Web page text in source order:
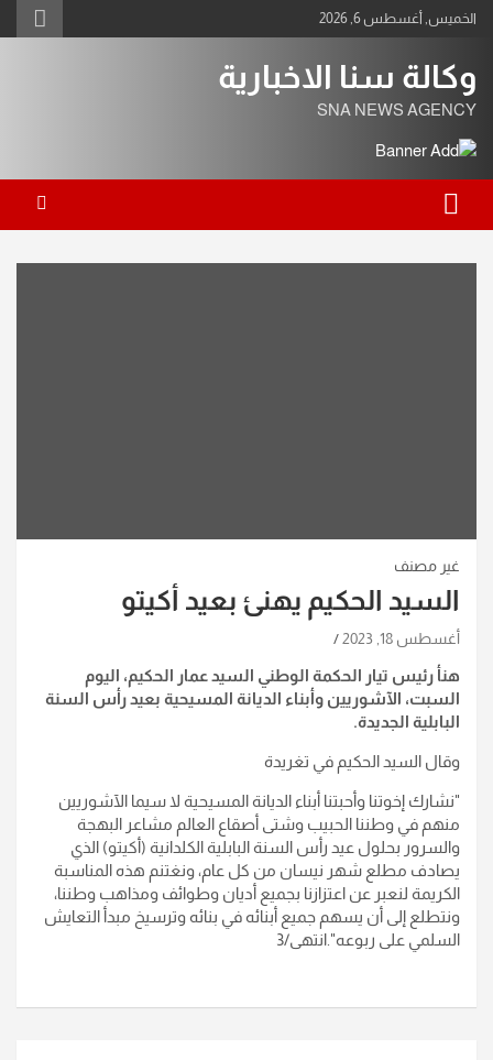
Skipالخميس, أغسطس 6, 2026
وكالة سنا الاخبارية
SNA NEWS AGENCY
غير مصنف
السيد الحكيم يهنئ بعيد أكيتو
أغسطس 18, 2023
هنأ رئيس تيار الحكمة الوطني السيد عمار الحكيم، اليوم
السبت، الآشوريين وأبناء الديانة المسيحية بعيد رأس السنة
البابلية الجديدة.
وقال السيد الحكيم في تغريدة
"نشارك إخوتنا وأحبتنا أبناء الديانة المسيحية لا سيما الآشوريين
منهم في وطننا الحبيب وشتى أصقاع العالم مشاعر البهجة
والسرور بحلول عيد رأس السنة البابلية الكلدانية (أكيتو) الذي
يصادف مطلع شهر نيسان من كل عام، ونغتنم هذه المناسبة
الكريمة لنعبر عن اعتزازنا بجميع أديان وطوائف ومذاهب وطننا،
ونتطلع إلى أن يسهم جميع أبنائه في بنائه وترسيخ مبدأ التعايش
السلمي على ربوعه".انتهى/3